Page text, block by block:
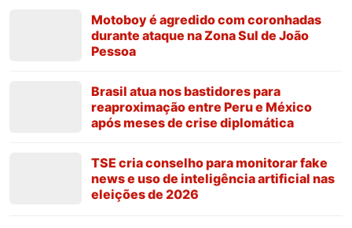
Motoboy é agredido com coronhadas
durante ataque na Zona Sul de João
Pessoa
Brasil atua nos bastidores para
reaproximação entre Peru e México
após meses de crise diplomática
TSE cria conselho para monitorar fake
news e uso de inteligência artificial nas
eleições de 2026